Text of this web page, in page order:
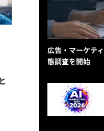
広告・マーケテ
態調査を開始